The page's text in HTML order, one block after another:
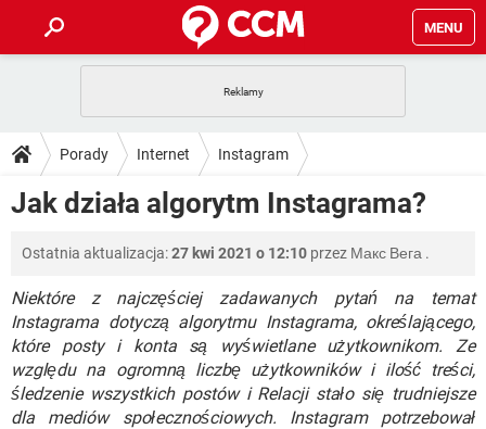
MENU
GRY WHATSAPP
SPOTIFY NETFLIX
PORADY
PlayStation TIKTOK
GRY WHATSAPP
SPOTIFY NETFLIX
INSTAGRAM FACEBOOK
WINDOWS 10
DO POBRANIA
IOS NETFLIX
INSTAGRAM FACEBOOK
WINDOWS 10
FORUM
COVID-19
GRY WHATSAPP
SPOTIFY NETFLIX
INSTAGRAM FACEBOOK
ARTYKUŁY
COVID-19 TIKTOK
GRY WHATSAPP
SPOTIFY NETFLIX
Porady Internet Instagram
Jak działa algorytm Instagrama?
Ostatnia aktualizacja:27 kwi 2021 o 12:10 przez Макс Вега .
Niektóre z najczęściej zadawanych pytań na temat
Instagrama dotyczą algorytmu Instagrama, określającego,
które posty i konta są wyświetlane użytkownikom. Ze
względu na ogromną liczbę użytkowników i ilość treści,
śledzenie wszystkich postów i Relacji stało się trudniejsze
dla mediów społecznościowych. Instagram potrzebował